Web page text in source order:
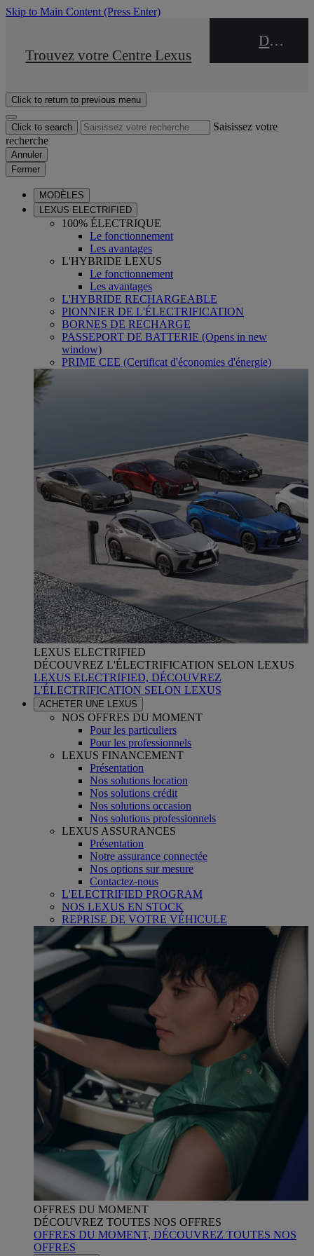
Skip to Main Content (Press Enter)
STOP DRIVE Takata
Trouvez votre Centre Lexus
DEALER NAME
Click to return to previous menu
Click to search
Saisissez votre
recherche
Annuler
Fermer
MODÈLES
LEXUS ELECTRIFIED
100% ÉLECTRIQUE
Le fonctionnement
Les avantages
L'HYBRIDE LEXUS
Le fonctionnement
Les avantages
L'HYBRIDE RECHARGEABLE
PIONNIER DE L'ÉLECTRIFICATION
BORNES DE RECHARGE
PASSEPORT DE BATTERIE (Opens in new
window)
PRIME CEE (Certificat d'économies d'énergie)
LEXUS ELECTRIFIED
DÉCOUVREZ L'ÉLECTRIFICATION SELON LEXUS
LEXUS ELECTRIFIED, DÉCOUVREZ
L'ÉLECTRIFICATION SELON LEXUS
ACHETER UNE LEXUS
NOS OFFRES DU MOMENT
Pour les particuliers
Pour les professionnels
LEXUS FINANCEMENT
Présentation
Nos solutions location
Nos solutions crédit
Nos solutions occasion
Nos solutions professionnels
LEXUS ASSURANCES
Présentation
Notre assurance connectée
Nos options sur mesure
Contactez-nous
L'ELECTRIFIED PROGRAM
NOS LEXUS EN STOCK
REPRISE DE VOTRE VÉHICULE
OFFRES DU MOMENT
DÉCOUVREZ TOUTES NOS OFFRES
OFFRES DU MOMENT, DÉCOUVREZ TOUTES NOS
OFFRES